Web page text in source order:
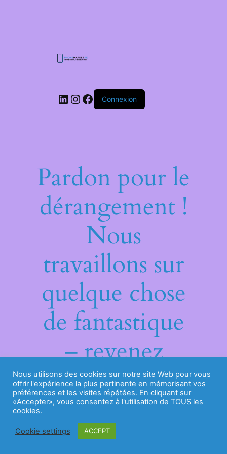
Connexion
Pardon pour le
dérangement !
Nous
travaillons sur
quelque chose
de fantastique
– revenez
bientôt !
Nous utilisons des cookies sur notre site Web pour vous
offrir l'expérience la plus pertinente en mémorisant vos
préférences et les visites répétées. En cliquant sur
«Accepter», vous consentez à l'utilisation de TOUS les
cookies.
Cookie settings ACCEPT